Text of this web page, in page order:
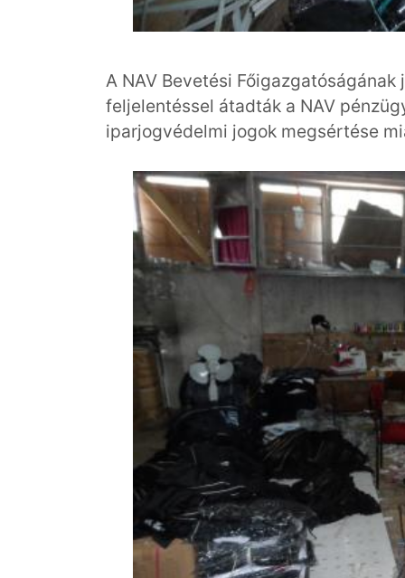
A NAV Bevetési
feljelentéssel átadták a NAV
iparjogvédelmi jogok megsértése